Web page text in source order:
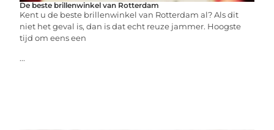
De beste brillenwinkel van Rotterdam
Kent u de beste brillenwinkel van Rotterdam al? Als dit
niet het geval is, dan is dat echt reuze jammer. Hoogste
tijd om eens een
...